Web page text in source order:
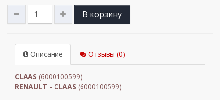
В корзину
Описание Отзывы (0)
CLAAS (6000100599)
RENAULT - CLAAS (6000100599)